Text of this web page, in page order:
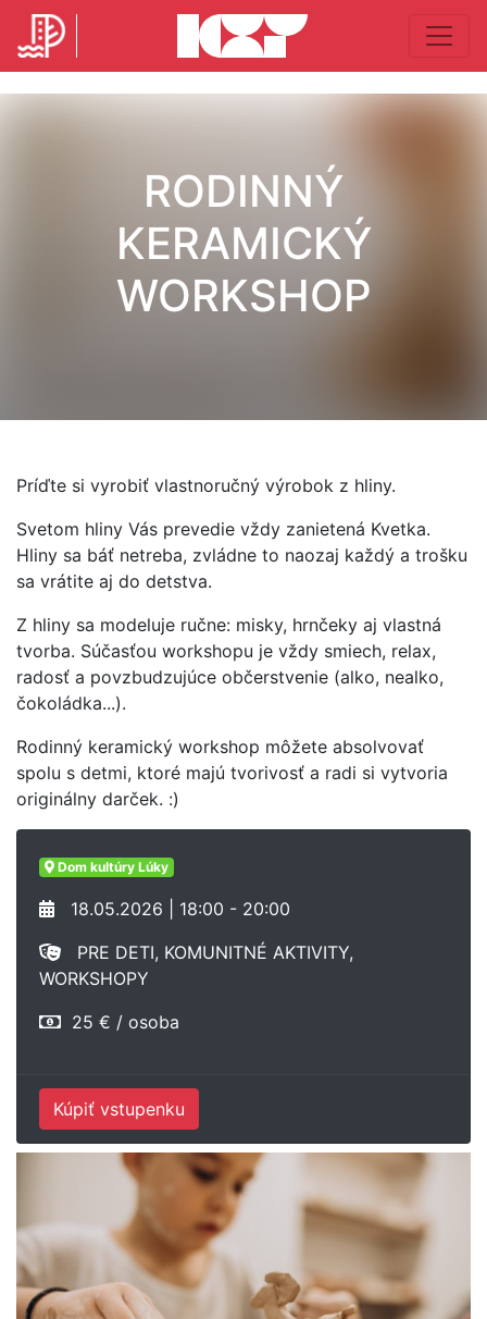
RODINNÝ
KERAMICKÝ
WORKSHOP
Príďte si vyrobiť vlastnoručný výrobok z hliny.
Svetom hliny Vás prevedie vždy zanietená Kvetka.
Hliny sa báť netreba, zvládne to naozaj každý a trošku
sa vrátite aj do detstva.
Z hliny sa modeluje ručne: misky, hrnčeky aj vlastná
tvorba. Súčasťou workshopu je vždy smiech, relax,
radosť a povzbudzujúce občerstvenie (alko, nealko,
čokoládka...).
Rodinný keramický workshop môžete absolvovať
spolu s detmi, ktoré majú tvorivosť a radi si vytvoria
originálny darček. :)
Dom kultúry Lúky
18.05.2026 | 18:00 - 20:00
PRE DETI, KOMUNITNÉ AKTIVITY,
WORKSHOPY
25 € / osoba
Kúpiť vstupenku